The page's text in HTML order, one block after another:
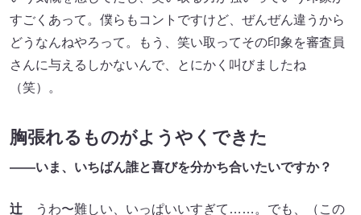
すごくあって。僕らもコントですけど、ぜんぜん違うから
どうなんねやろって。もう、笑い取ってその印象を審査員
さんに与えるしかないんで、とにかく叫びましたね
（笑）。
胸張れるものがようやくできた
――いま、いちばん誰と喜びを分かち合いたいですか？
辻 うわ〜難しい、いっぱいいすぎて……。でも、（この